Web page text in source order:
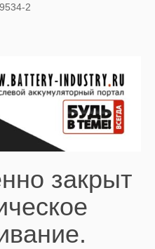
2
закрыт